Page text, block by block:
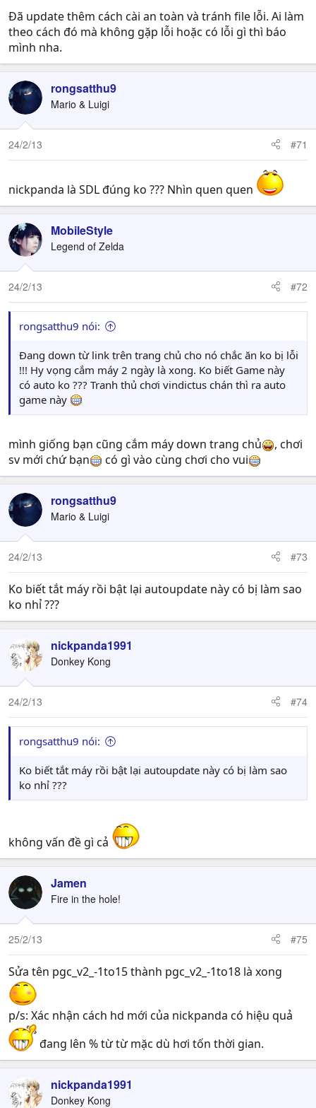
Đã update thêm cách cài an toàn và tránh file lỗi. Ai làm
theo cách đó mà không gặp lỗi hoặc có lỗi gì thì báo
mình nha.
rongsatthu9
Mario & Luigi
24/2/13 #71
nickpanda là SDL đúng ko ??? Nhìn quen quen
MobileStyle
Legend of Zelda
24/2/13 #72
rongsatthu9 nói:
Đang down từ link trên trang chủ cho nó chắc ăn ko bị lỗi
!!! Hy vọng cắm máy 2 ngày là xong. Ko biết Game này
có auto ko ??? Tranh thủ chơi vindictus chán thì ra auto
game này
mình giống bạn cũng cắm máy down trang chủ
, chơi
sv mới chứ bạn
có gì vào cùng chơi cho vui
rongsatthu9
Mario & Luigi
24/2/13 #73
Ko biết tắt máy rồi bật lại autoupdate này có bị làm sao
ko nhỉ ???
nickpanda1991
Donkey Kong
24/2/13 #74
rongsatthu9 nói:
Ko biết tắt máy rồi bật lại autoupdate này có bị làm sao
ko nhỉ ???
không vấn đề gì cả
Jamen
Fire in the hole!
25/2/13 #75
Sửa tên pgc_v2_-1to15 thành pgc_v2_-1to18 là xong
p/s: Xác nhận cách hd mới của nickpanda có hiệu quả
đang lên % từ từ mặc dù hơi tốn thời gian.
nickpanda1991
Donkey Kong